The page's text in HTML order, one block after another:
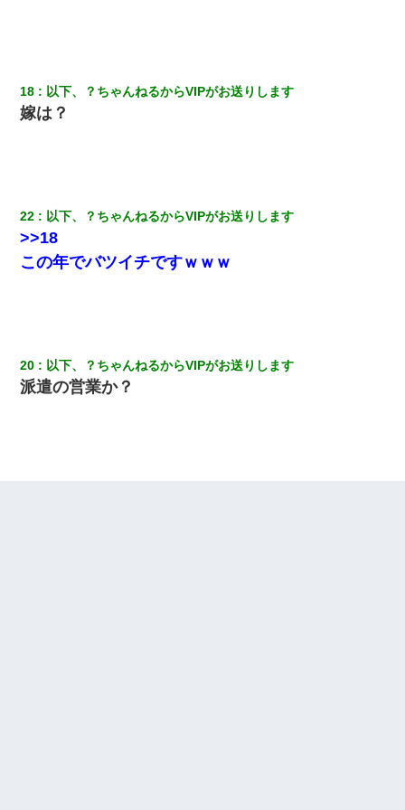
18 以下、？ちゃんねるからVIPがお送りします
嫁は？
22 以下、？ちゃんねるからVIPがお送りします
>>18
この年でバツイチですｗｗｗ
20 以下、？ちゃんねるからVIPがお送りします
派遣の営業か？